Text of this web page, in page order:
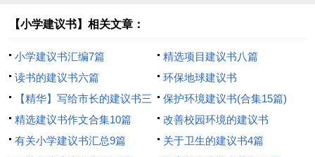
【小学建议书】相关文章：
小学建议书汇编7篇
精选项目建议书八篇
读书的建议书六篇
环保地球建议书
【精华】写给市长的建议书三
篇
保护环境建议书(合集15篇)
精选建议书作文合集10篇
改善校园环境的建议书
有关小学建议书汇总9篇
关于卫生的建议书4篇